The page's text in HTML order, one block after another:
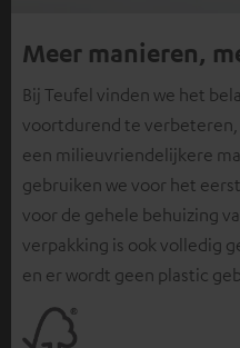
Meer manieren,
Bij Teufel vinden we het
voortdurend te verbeteren,
een milieuvriendelijkere
gebruiken we voor het
voor de gehele behuizing
verpakking is ook volledig
en er wordt geen plastic